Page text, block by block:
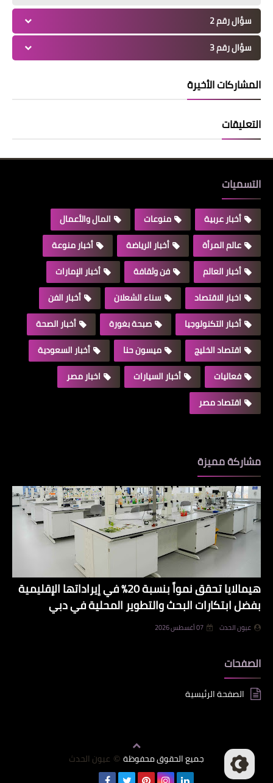
سؤال رقم 2
سؤال رقم 3
المشاركات الأخيرة
التعليقات
التسميات
أخبار عربية منوعات
المال والأعمال
عالم المرأة
أخبار الرياضة
أخبار منوعة
أخبار العالم
فن وثقافة
أخبار الإمارات
اخبار الاقتصاد
سناء الشعلان
أخبار الفن
أخبار التكنولوجيا
صبحة بغورة
أخبار الصحة
اقتصاد الخليج
ميسون حنا
أخبار السعودية
فعاليات
أخبار السيارات
اخبار مصر
اقتصاد مصر
مشاركة مميزة
هيمالايا تحقق نمواً بنسبة 20% في إيراداتها الإقليمية
بفضل ابتكارات البحث والتطوير المحلية في دبي
عيون الحدث 07 أغسطس 2026
الصفحات
الصفحة الرئيسية
جميع الحقوق محفوظة © عيون الحدث